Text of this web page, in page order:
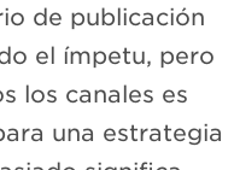
de publicación
el ímpetu, pero
los canales es
una estrategia